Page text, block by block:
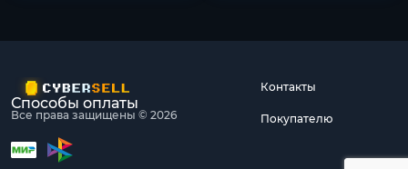
Все права защищены © 2026
Контакты
Покупателю
Способы оплаты